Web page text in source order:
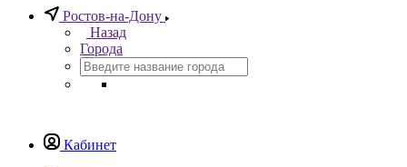
Ростов-на-Дону
Назад
Города
Кабинет